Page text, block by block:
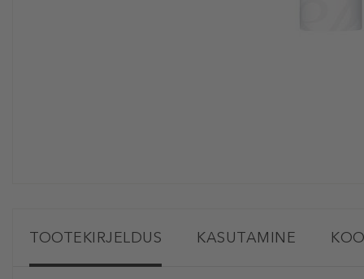
TOOTEKIRJELDUS KASUTAMINE